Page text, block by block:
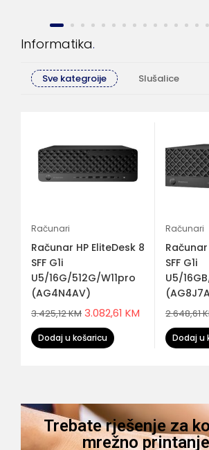
Informatika
Sve kategroije Slušalice
Računari
Računar HP EliteDesk 8
SFF G1i
U5/16G/512G/W11pro
(AG4N4AV)
3.425,12KM 3.082,61 KM
Dodaj u košaricu
Računari
Računar
SFF G1i
U5/
2.648,61
Dodaj u
Trebate rješenje za
mrežno